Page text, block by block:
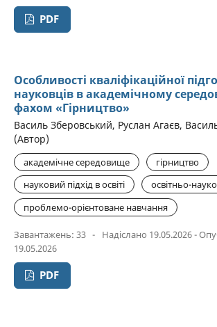
PDF
Особливості кваліфікаційної
науковців в академічному
фахом «Гірництво»
Василь Зберовський, Руслан Агаєв,
(Автор)
академічне середовище
гірництво
науковий підхід в освіті
освітньо-
проблемо-орієнтоване навчання
Завантажень: 33 -
Надіслано 19.05.2026 -
19.05.2026
PDF